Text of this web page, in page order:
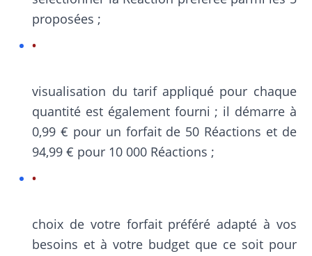
proposées ;
visualisation du tarif appliqué pour chaque
quantité est également fourni ; il démarre à
0,99 € pour un forfait de 50 Réactions et de
94,99 € pour 10 000 Réactions ;
choix de votre forfait préféré adapté à vos
besoins et à votre budget que ce soit pour